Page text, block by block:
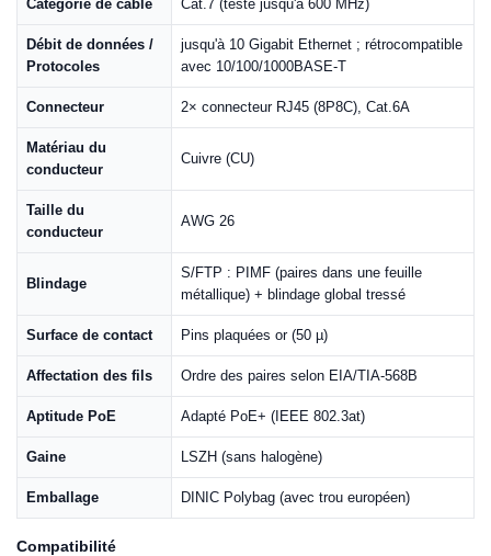
Catégorie de câble Cat.7 (testé jusqu'à 600 MHz)
Débit de données /
Protocoles
jusqu'à 10 Gigabit Ethernet ; rétrocompatible
avec 10/100/1000BASE-T
Connecteur 2× connecteur RJ45 (8P8C), Cat.6A
Matériau du
conducteur
Cuivre (CU)
Taille du
conducteur
AWG 26
Blindage
S/FTP : PIMF (paires dans une feuille
métallique) + blindage global tressé
Surface de contact Pins plaquées or (50 µ)
Affectation des fils Ordre des paires selon EIA/TIA-568B
Aptitude PoE Adapté PoE+ (IEEE 802.3at)
Gaine LSZH (sans halogène)
Emballage DINIC Polybag (avec trou européen)
Compatibilité